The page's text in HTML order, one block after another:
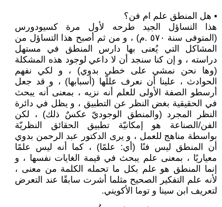
• هل المنطق علم ام فن؟
هذا التساؤل الجيد طرحه لأول مرة كسيودورس
(المتوفى سنة ٥٧٠ .م) ، و من ثم أصبح هذا التساؤل من
المشاكل التي يُعنى بها دارس المنطق في مستهل
دراسته ، و إن كنا سنجد أن لا داعي لوجود هذه المشكلة
(وها نحن نمشي على خطى بدوي) ، و لكي نفهم
الحوادث ، علينا أن نعرف عللّها (أسبابها) ، و قد جعل
أرسطو الصفة الأولى للعلم أنه نزيه ، بمعنى أنه يبحث
في الحقيقية بغض النظر عن التطبيق ، و يظل في دائرة
النظر المجرد (والمنطق الوجوديّ عكسٌ ذلك) ، لكن
الفن/الصناعة هو إمكانيّة تطبيق الحقائق النظريّة
بواسطة مناهج للعمل ، و يرى الدكتور عبد الرحمن بدوي
أن المنطق ليس فنًا (أي: علمًا) ، كما أنه ليس علمًا
معياريًا ، بمعنى علم يبحث في قيمة الغايات نفسها ، و
إنما المنطق هو علم بكل ما تحمله الكلمة من معنى ،
لأنه علم التفكير الصحيح مثلما أشرت سابقًا عند التعرض
لتعريف ابن سينا و توما الأكويني.